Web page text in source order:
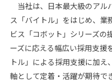
当社は、日本最大級のアル
ス「バイトル」をはじめ、業
ビス「コボット」シリーズの
ーズに応える幅広い採用支援
トル」による採用支援に加
軸として定着・活躍が期待で